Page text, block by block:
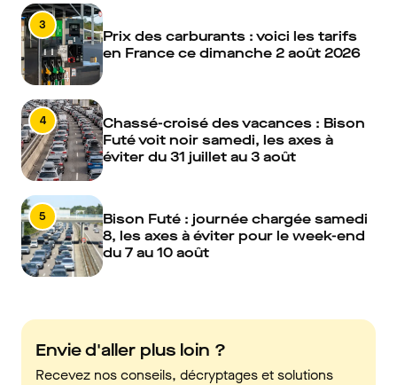
3
Prix des carburants : voici les tarifs
en France ce dimanche 2 août 2026
4
Chassé-croisé des vacances : Bison
Futé voit noir samedi, les axes à
éviter du 31 juillet au 3 août
5
Bison Futé : journée chargée samedi
8, les axes à éviter pour le week-end
du 7 au 10 août
Envie d'aller plus loin ?
Recevez nos conseils, décryptages et solutions